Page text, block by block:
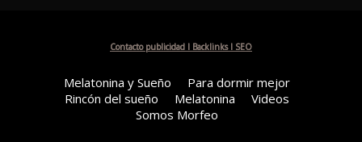
Contacto publicidad I Backlinks I SEO
Melatonina y Sueño
Para dormir mejor
Rincón del sueño
Melatonina
Videos
Somos Morfeo